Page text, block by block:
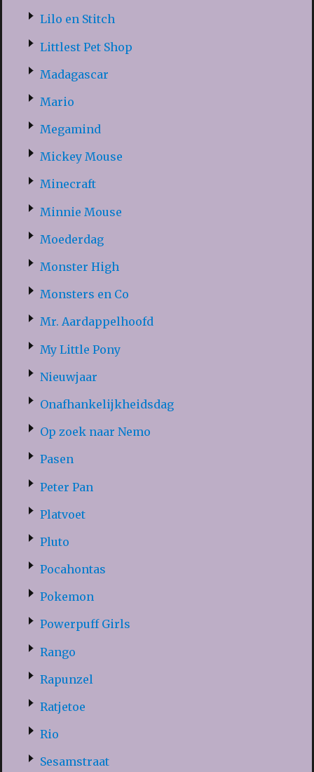
Lilo en Stitch
Littlest Pet Shop
Madagascar
Mario
Megamind
Mickey Mouse
Minecraft
Minnie Mouse
Moederdag
Monster High
Monsters en Co
Mr. Aardappelhoofd
My Little Pony
Nieuwjaar
Onafhankelijkheidsdag
Op zoek naar Nemo
Pasen
Peter Pan
Platvoet
Pluto
Pocahontas
Pokemon
Powerpuff Girls
Rango
Rapunzel
Ratjetoe
Rio
Sesamstraat